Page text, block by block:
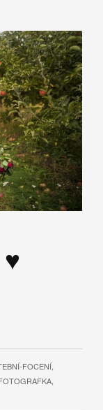
FOCENÍ,
,